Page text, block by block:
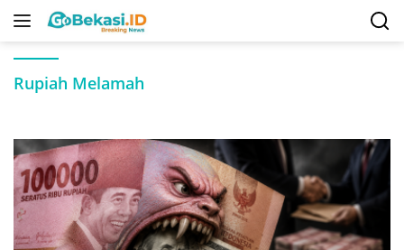
Langsung
Rupiah Melamah